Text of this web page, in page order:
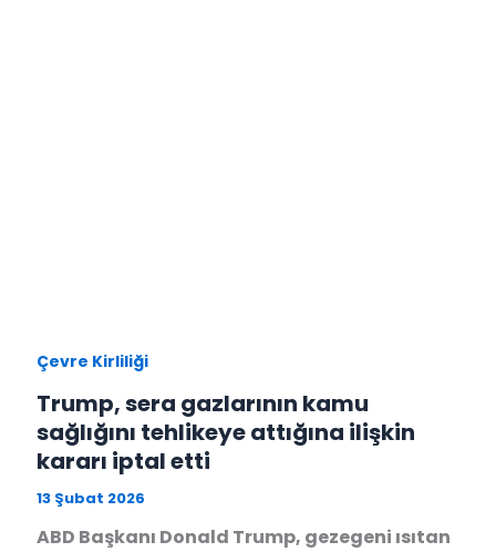
Çevre Kirliliği
Trump, sera gazlarının kamu
sağlığını tehlikeye attığına ilişkin
kararı iptal etti
13 Şubat 2026
ABD Başkanı Donald Trump, gezegeni ısıtan